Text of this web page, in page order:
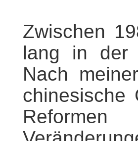
Zwischen
lang in der
Nach
chinesische